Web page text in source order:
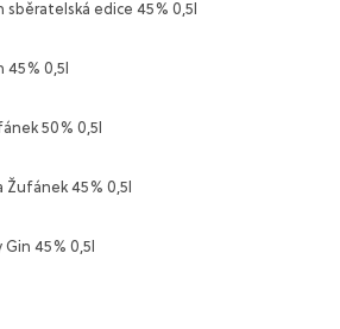
edice 45% 0,5l
0,5l
50% 0,5l
Žufánek 45% 0,5l
45% 0,5l